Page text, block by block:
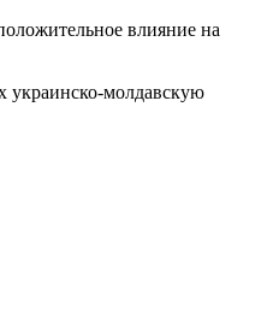
влияние на
украинско-молдавскую